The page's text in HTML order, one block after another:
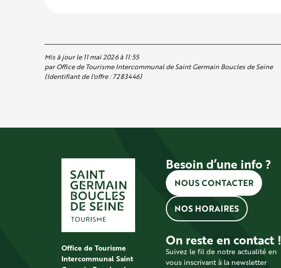
Mis à jour le 11 mai 2026 à 11:55
par Office de Tourisme Intercommunal de Saint Germain Boucles de Seine
(Identifiant de l'offre :7283446)
Office de Tourisme
Intercommunal Saint
Besoin d’une info ?
NOUS CONTACTER
NOS HORAIRES
On reste en contact !
Suivez le fil de notre actualité en
vous inscrivant à la newsletter